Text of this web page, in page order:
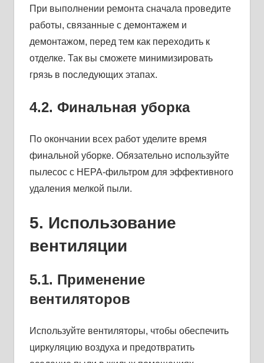
При выполнении ремонта сначала проведите
работы, связанные с демонтажем и
демонтажом, перед тем как переходить к
отделке. Так вы сможете минимизировать
грязь в последующих этапах.
4.2. Финальная уборка
По окончании всех работ уделите время
финальной уборке. Обязательно используйте
пылесос с HEPA-фильтром для эффективного
удаления мелкой пыли.
5. Использование
вентиляции
5.1. Применение
вентиляторов
Используйте вентиляторы, чтобы обеспечить
циркуляцию воздуха и предотвратить